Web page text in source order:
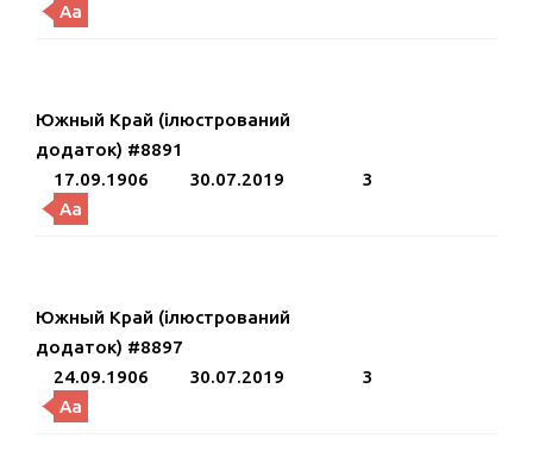
Aa
Южный Край (ілюстрований
додаток) #8891
17.09.1906
30.07.2019
3
Aa
Южный Край (ілюстрований
додаток) #8897
24.09.1906
30.07.2019
3
Aa